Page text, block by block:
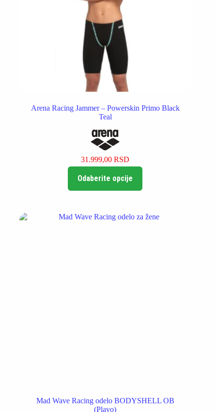
Arena Racing Jammer – Powerskin Primo Black
Teal
31.999,00RSD
Odaberite opcije
proizvod
Opcije
mogu
Mad Wave Racing odelo BODYSHELL OB
(Plavo)